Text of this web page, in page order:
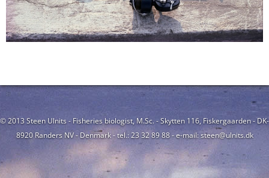
© 2013 Steen Ulnits - Fisheries biologist, M.Sc. - Skytten 116, Fiskergaarden - DK-
8920 Randers NV - Denmark - tel.: 23 32 89 88 - e-mail: steen@ulnits.dk